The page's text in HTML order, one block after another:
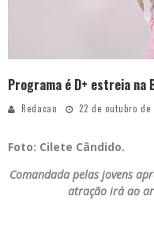
Programa é D+ estreia na
Redacao 22 de outubro de
Foto: Cilete Cândido.
Comandada pelas jovens
atração irá ao